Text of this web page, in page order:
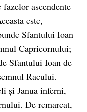
ascendente
este,
Sfantului Ioan
Capricornului;
Sfantului Ioan de
Racului.
și Janua inferni,
De remarcat,